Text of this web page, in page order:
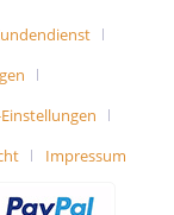
Impressum